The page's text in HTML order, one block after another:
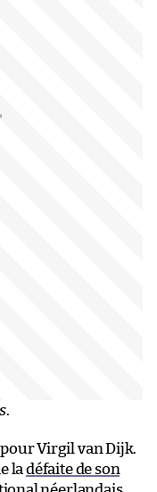
.
Virgil van Dijk.
la défaite de son